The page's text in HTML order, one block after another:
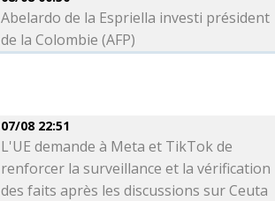
Abelardo de la Espriella investi président
de la Colombie (AFP)
07/08 22:51
L'UE demande à Meta et TikTok de
renforcer la surveillance et la vérification
des faits après les discussions sur Ceuta